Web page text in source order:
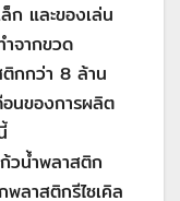
ก และของเล่น
จากขวด
กกว่า 8 ล้าน
อนของการผลิต
วน้ำพลาสติก
พลาสติกรีไซเคิล